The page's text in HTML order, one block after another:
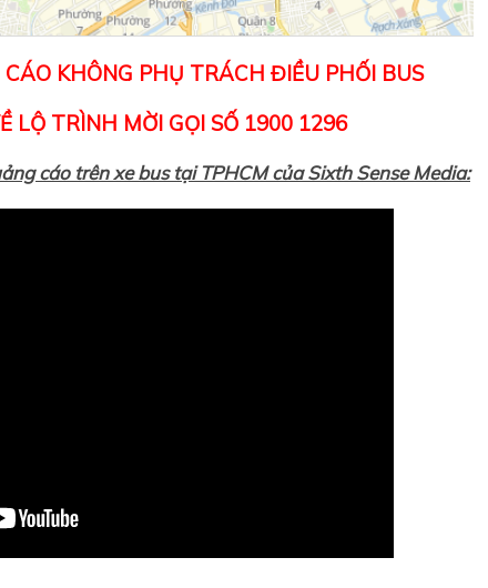
KHÔNG PHỤ TRÁCH ĐIỀU PHỐI BUS
LỘ TRÌNH MỜI GỌI SỐ 1900 1296
cáo trên xe bus tại TPHCM của Sixth Sense Media: